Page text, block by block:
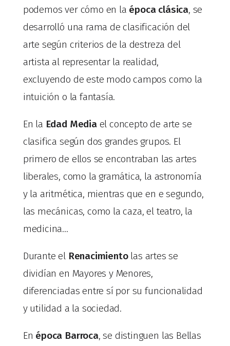
podemos ver cómo en la época clásica, se
desarrolló una rama de clasificación del
arte según criterios de la destreza del
artista al representar la realidad,
excluyendo de este modo campos como la
intuición o la fantasía.
En la Edad Mediael concepto de arte se
clasifica según dos grandes grupos. El
primero de ellos se encontraban las artes
liberales, como la gramática, la astronomía
y la aritmética, mientras que en e segundo,
las mecánicas, como la caza, el teatro, la
medicina…
Durante el Renacimientolas artes se
dividían en Mayores y Menores,
diferenciadas entre sí por su funcionalidad
y utilidad a la sociedad.
En época Barroca, se distinguen las Bellas